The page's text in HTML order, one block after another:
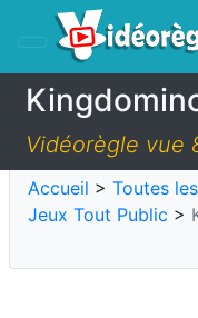
Vidéorègle vue
Accueil > Toutes
Jeux Tout Public >